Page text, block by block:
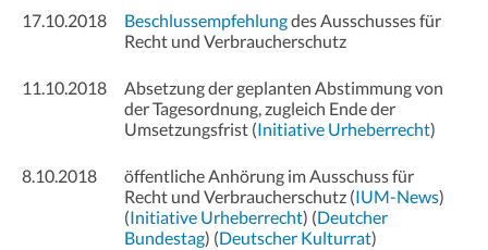
17.10.2018 Beschlussempfehlungdes Ausschusses für
Recht und Verbraucherschutz
11.10.2018
Absetzung der geplanten Abstimmung von
der Tagesordnung, zugleich Ende der
Umsetzungsfrist (Initiative Urheberrecht)
8.10.2018
öffentliche Anhörung im Ausschuss für
Recht und Verbraucherschutz (IUM-News)
(Initiative Urheberrecht) (Deutcher
Bundestag) (Deutscher Kulturrat)